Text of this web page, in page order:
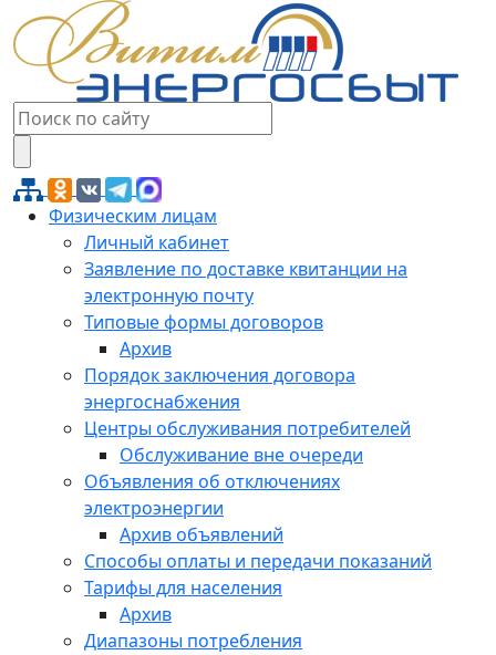
Физическим лицам
Личный кабинет
Заявление по доставке квитанции на
электронную почту
Типовые формы договоров
Архив
Порядок заключения договора
энергоснабжения
Центры обслуживания потребителей
Обслуживание вне очереди
Объявления об отключениях
электроэнергии
Архив объявлений
Способы оплаты и передачи показаний
Тарифы для населения
Архив
Диапазоны потребления